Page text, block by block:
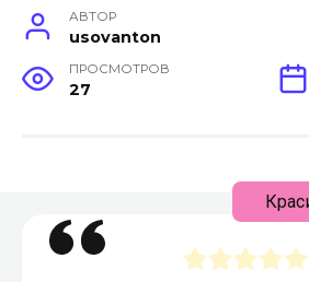
АВТОР
usovanton
ПРОСМОТРОВ
27